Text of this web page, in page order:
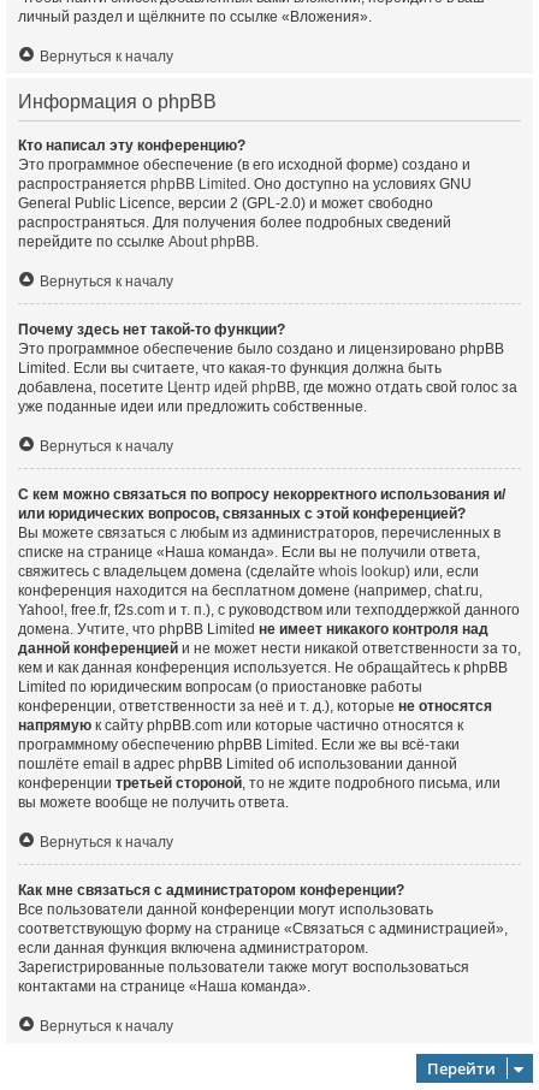
личный раздел и щёлкните по ссылке «Вложения».
Вернуться к началу
Информация о phpBB
Кто написал эту конференцию?
Это программное обеспечение (в его исходной форме) создано и
распространяется phpBB Limited . Оно доступно на условиях GNU
General Public Licence, версии 2 (GPL-2.0) и может свободно
распространяться. Для получения более подробных сведений
перейдите по ссылке About phpBB.
Вернуться к началу
Почему здесь нет такой-то функции?
Это программное обеспечение было создано и лицензировано phpBB
Limited. Если вы считаете, что какая-то функция должна быть
добавлена, посетите Центр идей phpBB, где можно отдать свой голос за
уже поданные идеи или предложить собственные.
Вернуться к началу
С кем можно связаться по вопросу некорректного использования и/
или юридических вопросов, связанных с этой конференцией?
Вы можете связаться с любым из администраторов, перечисленных в
списке на странице «Наша команда». Если вы не получили ответа,
свяжитесь с владельцем домена (сделайте whois lookup) или, если
конференция находится на бесплатном домене (например, chat.ru,
Yahoo!, free.fr, f2s.com и т. п.), с руководством или техподдержкой данного
домена. Учтите, что phpBB Limited не имеет никакого контроля над
данной конференцией и не может нести никакой ответственности за то,
кем и как данная конференция используется. Не обращайтесь к phpBB
Limited по юридическим вопросам (о приостановке работы
конференции, ответственности за неё и т. д.), которые не относятся
напрямую к сайту phpBB.com или которые частично относятся к
программному обеспечению phpBB Limited. Если же вы всё-таки
пошлёте email в адрес phpBB Limited об использовании данной
конференции третьей стороной, то не ждите подробного письма, или
вы можете вообще не получить ответа.
Вернуться к началу
Как мне связаться с администратором конференции?
Все пользователи данной конференции могут использовать
соответствующую форму на странице «Связаться с администрацией»,
если данная функция включена администратором.
Зарегистрированные пользователи также могут воспользоваться
контактами на странице «Наша команда».
Вернуться к началу
Перейти